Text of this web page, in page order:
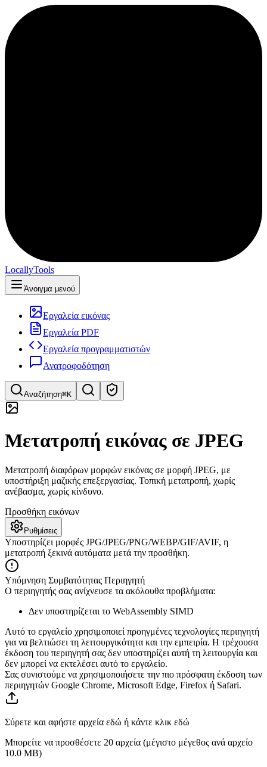
LocallyTools
Άνοιγμα μενού
Εργαλεία εικόνας
Εργαλεία PDF
Εργαλεία προγραμματιστών
Ανατροφοδότηση
Αναζήτηση⌘K
Γρήγορη αναζήτηση εργαλείων
Μετατροπή εικόνας σε JPEG
Μετατροπή διαφόρων μορφών εικόνας σε μορφή JPEG, με
υποστήριξη μαζικής επεξεργασίας. Τοπική μετατροπή, χωρίς
ανέβασμα, χωρίς κίνδυνο.
Προσθήκη εικόνων
Ρυθμίσεις
Υποστηρίζει μορφές JPG/JPEG/PNG/WEBP/GIF/AVIF, η
μετατροπή ξεκινά αυτόματα μετά την προσθήκη.
Υπόμνηση Συμβατότητας Περιηγητή
Ο περιηγητής σας ανίχνευσε τα ακόλουθα προβλήματα:
Δεν υποστηρίζεται το WebAssembly SIMD
Αυτό το εργαλείο χρησιμοποιεί προηγμένες τεχνολογίες περιηγητή
για να βελτιώσει τη λειτουργικότητα και την εμπειρία. Η τρέχουσα
έκδοση του περιηγητή σας δεν υποστηρίζει αυτή τη λειτουργία και
δεν μπορεί να εκτελέσει αυτό το εργαλείο.
Σας συνιστούμε να χρησιμοποιήσετε την πιο πρόσφατη έκδοση των
περιηγητών Google Chrome, Microsoft Edge, Firefox ή Safari.
Σύρετε και αφήστε αρχεία εδώ ή κάντε κλικ εδώ
Μπορείτε να προσθέσετε 20 αρχεία (μέγιστο μέγεθος ανά αρχείο
10.0 MB)